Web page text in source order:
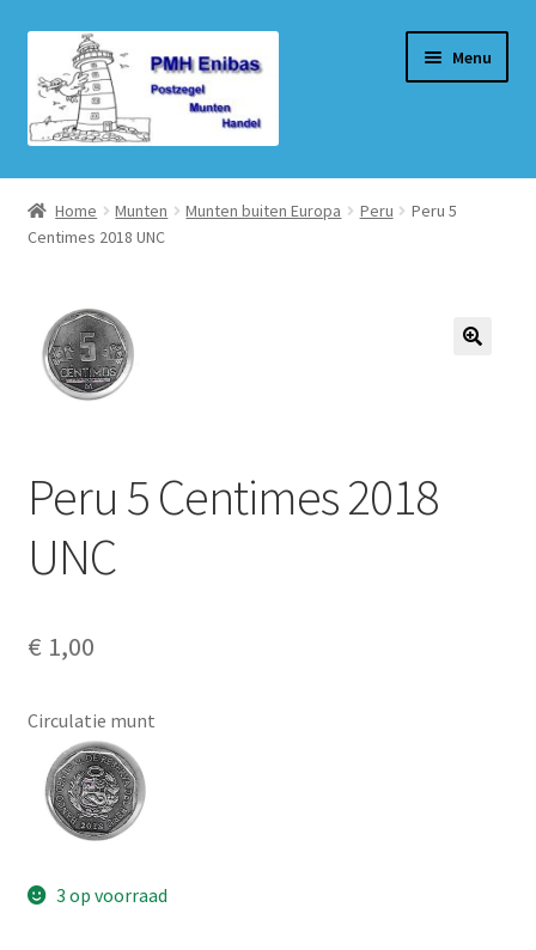
door
naar
navigatie
naar
de
inhoud
Menu
Home
Beurzen
Winkel
Winkelmand
Mijn account
Alg. voorw.
Home Munten Munten buiten Europa Peru
Peru 5
Centimes 2018 UNC
Peru 5 Centimes 2018
UNC
€ 1,00
Circulatie munt
3 op voorraad